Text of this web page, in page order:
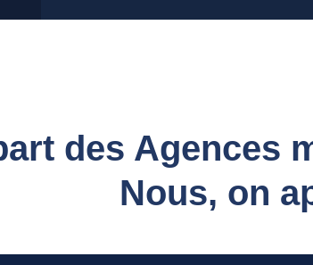
des Agences
Nous, on